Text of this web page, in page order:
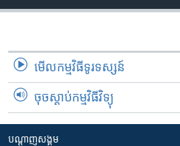
មើល​កម្មវិធី​ទូរទស្សន៍
ចុចស្តាប់កម្មវិធីវិទ្យុ
បណ្តាញ​សង្គម